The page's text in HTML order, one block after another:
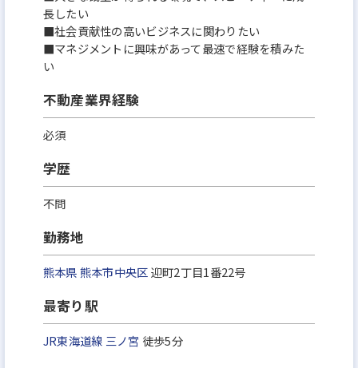
長したい
■社会貢献性の高いビジネスに関わりたい
■マネジメントに興味があって最速で経験を積みた
い
不動産業界経験
必須
学歴
不問
勤務地
熊本県熊本市中央区迎町2丁目1番22号
最寄り駅
JR東海道線 三ノ宮 徒歩5分